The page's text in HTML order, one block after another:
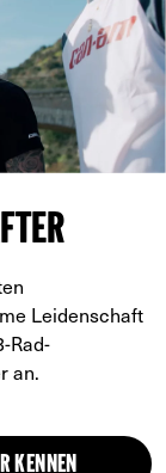
Leidenschaft
Rad-
an.
KENNEN